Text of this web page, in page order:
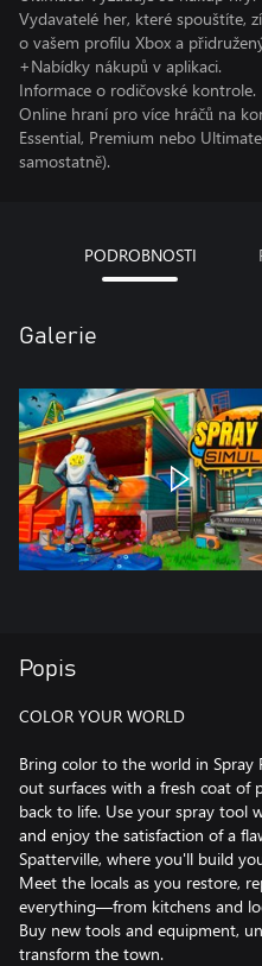
Vydavatelé her, které spouštíte,
o vašem profilu Xbox a
+Nabídky nákupů v aplikaci.
Informace o rodičovské kontrole.
Online hraní pro více hráčů na
Essential, Premium nebo
samostatně).
PODROBNOSTI
Galerie
Popis
COLOR YOUR WORLD
Bring color to the world in Spray
out surfaces with a fresh coat of
back to life. Use your spray tool
and enjoy the satisfaction of a
Spatterville, where you'll build
Meet the locals as you restore,
everything—from kitchens and
Buy new tools and equipment,
transform the town.